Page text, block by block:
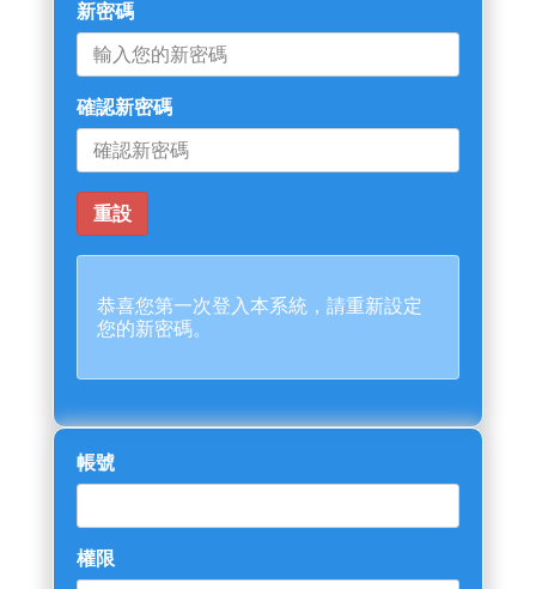
新密碼
確認新密碼
恭喜您第一次登入本系統，請重新設定
您的新密碼。
帳號
權限